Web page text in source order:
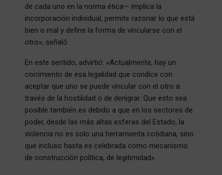
de cada uno en la norma ética— implica la
incorporación individual, permite razonar lo que está
bien o mal y define la forma de vincularse con el
otro», señaló.
En este sentido, advirtió: «Actualmente, hay un
corrimiento de esa legalidad que condice con
aceptar que uno se puede vincular con el otro a
través de la hostilidad o de denigrar. Que esto sea
posible también es debido a que en los sectores de
poder, desde las más altas esferas del Estado, la
violencia no es solo una herramienta cotidiana, sino
que incluso hasta es celebrada como mecanismo
de construcción política, de legitimidad».